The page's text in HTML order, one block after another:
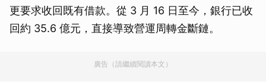
更要求收回既有借款。從 3 月 16 日至今，銀行已收
回約 35.6 億元，直接導致營運周轉金斷鏈。
廣告（請繼續閱讀本文）